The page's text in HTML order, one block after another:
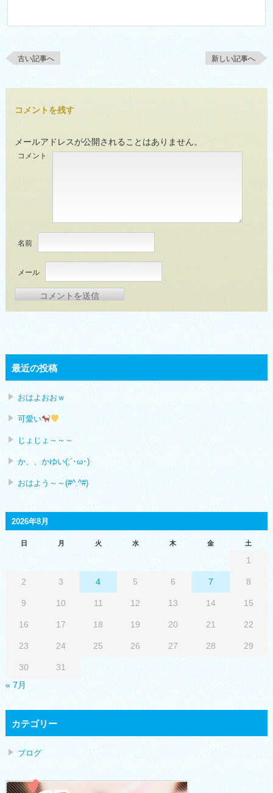
古い記事へ 新しい記事へ
コメントを残す
メールアドレスが公開されることはありません。
コメント
名前
メール
最近の投稿
おはよおおｗ
可愛い
じょじょ～～～
か、、かゆい(;´･ω･)
おはよう～～(#^.^#)
2026年8月
日 月 火 水 木 金 土
« 7月
1
2 3 4 5 6 7 8
9 10 11 12 13 14 15
16 17 18 19 20 21 22
23 24 25 26 27 28 29
30 31
カテゴリー
ブログ